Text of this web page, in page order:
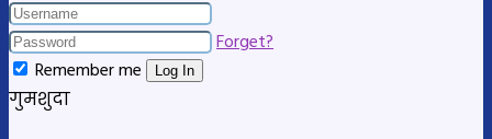
Forget?
Remember me
Log In
गुमशुदा